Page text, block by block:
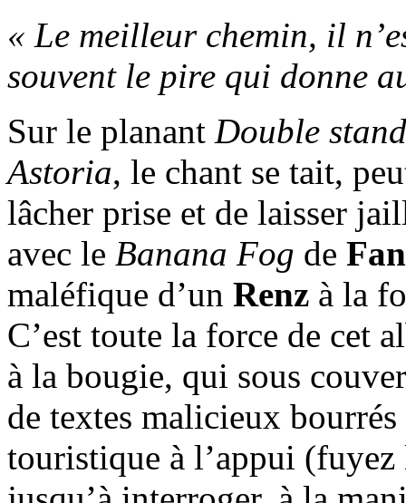
« Le meilleur chemin, il
souvent le pire qui donne
Sur le planant Double
Astoria, le chant se tait,
lâcher prise et de laisser
avec le Banana Fog de
maléfique d’un Renz à la
C’est toute la force de cet
à la bougie, qui sous
de textes malicieux
touristique à l’appui